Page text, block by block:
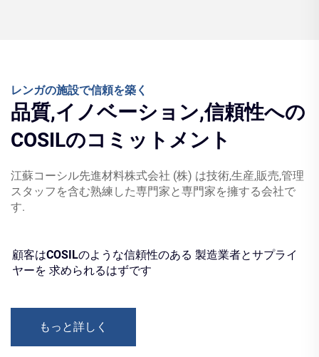
レンガの施設で信頼を築く
品質,イノベーション,信頼性への
COSILのコミットメント
江蘇コーシル先進材料株式会社 (株) は技術,生産,販売,管理
スタッフを含む熟練した専門家と専門家を擁する会社で
す.
顧客はCOSILのような信頼性のある 製造業者とサプライ
ヤーを 求められるはずです
もっと詳しく